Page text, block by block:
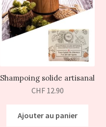
Shampoing solide artisanal
CHF12.90
Ajouter au panier